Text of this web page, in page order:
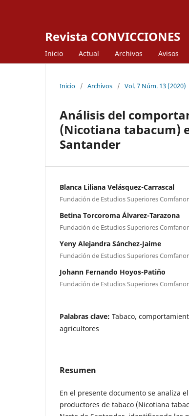
Revista CONVICCIONES
Inicio Actual Archivos Avisos
Inicio / Archivos / Vol. 7 Núm. 13 (2020)
Análisis del
(Nicotiana tabacum)
Santander
Blanca Liliana Velásquez-Carrascal
Fundación de Estudios Superiores
Betina Torcoroma Álvarez-Tarazona
Fundación de Estudios Superiores
Yeny Alejandra Sánchez-Jaime
Fundación de Estudios Superiores
Johann Fernando Hoyos-Patiño
Fundación de Estudios Superiores
Palabras clave: Tabaco,
agricultores
Resumen
En el presente documento se analiza
productores de tabaco (Nicotiana